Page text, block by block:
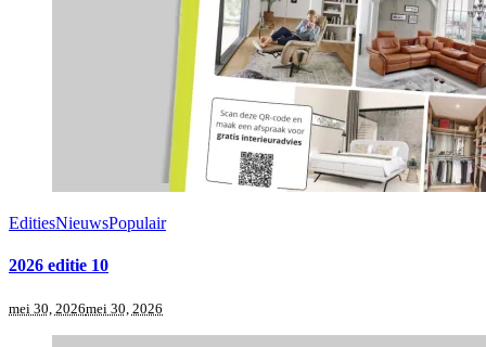
EditiesNieuwsPopulair
2026 editie 10
mei 30, 2026mei 30, 2026